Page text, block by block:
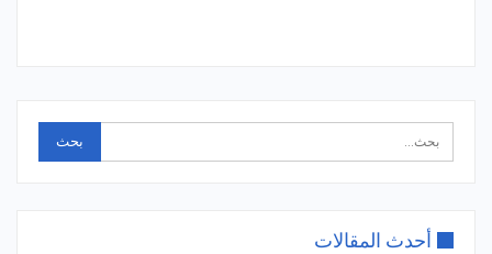
أحدث المقالات